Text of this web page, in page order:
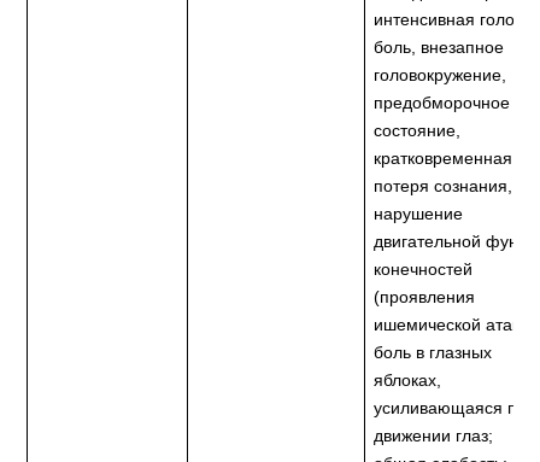
интенсивная
боль, внезапное
головокружение,
предобморочное
состояние,
кратковременная
потеря сознания,
нарушение
двигательной
конечностей
(проявления
ишемической атаки);
боль в глазных
яблоках,
усиливающаяся при
движении глаз;